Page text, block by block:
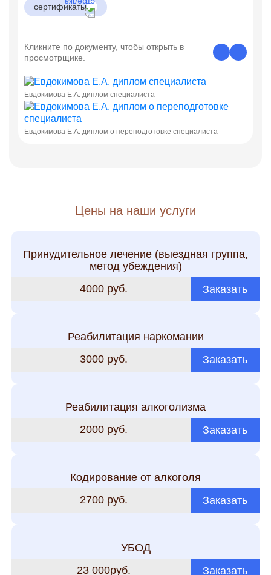
сертификаты
Кликните по документу, чтобы открыть в
просмотрщике.
Евдокимова Е.А. диплом специалиста
Евдокимова Е.А. диплом о переподготовке специалиста
Цены на наши услуги
Принудительное лечение (выездная группа,
метод убеждения)
4000 руб.
Заказать
Реабилитация наркомании
3000 руб.
Заказать
Реабилитация алкоголизма
2000 руб.
Заказать
Кодирование от алкоголя
2700 руб.
Заказать
УБОД
23 000руб.
Заказать